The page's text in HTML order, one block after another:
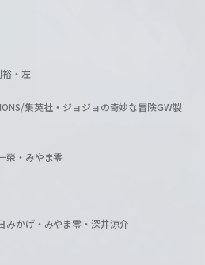
・左
集英社・ジョジョの奇妙な冒険GW製
榮・みやま零
かげ・みやま零・深井涼介